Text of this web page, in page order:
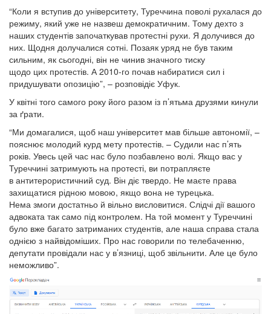
“Коли я вступив до університету, Туреччина поволі рухалася до
режиму, який уже не назвеш демократичним. Тому дехто з
наших студентів започаткував протестні рухи. Я долучився до
них. Щодня долучалися сотні. Позаяк уряд не був таким
сильним, як сьогодні, він не чинив значного тиску
щодо цих протестів. А 2010-го почав набиратися сил і
придушувати опозицію”, – розповідіє Уфук.
У квітні того самого року його разом із п’ятьма друзями кинули
за ґрати.
“Ми домагалися, щоб наш університет мав більше автономії, –
пояснює молодий курд мету протестів. – Судили нас п’ять
років. Увесь цей час нас було позбавлено волі. Якщо вас у
Туреччині затримують на протесті, ви потрапляєте
в антитерористичний суд. Він діє твердо. Не маєте права
захищатися рідною мовою, якщо вона не турецька.
Нема змоги достатньо й вільно висловитися. Слідчі дії вашого
адвоката так само під контролем. На той момент у Туреччині
було вже багато затриманих студентів, але наша справа стала
однією з найвідоміших. Про нас говорили по телебаченню,
депутати провідали нас у в’язниці, щоб звільнити. Але це було
неможливо”.